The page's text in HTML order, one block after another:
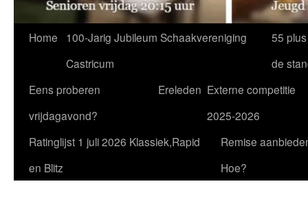
Home
100-Jarig Jubileum Schaakvereniging
Castricum
55
de
Eens proberen
vrijdagavond?
Ereleden Externe competitie
2025-2026
Ratinglijst 1 juli 2026 Klassiek,Rapid
en Blitz
Remise
Hoe?